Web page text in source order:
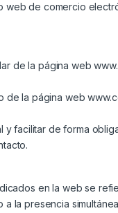
web de comercio
de la página web
de la página web
y facilitar de forma
en la web se
la presencia